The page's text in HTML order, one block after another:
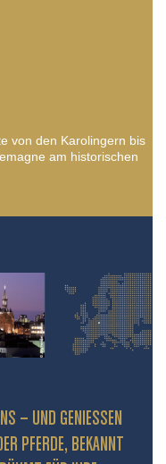
von den Karolingern bis
am historischen
– UND GENIESSEN S
BEKANNT D